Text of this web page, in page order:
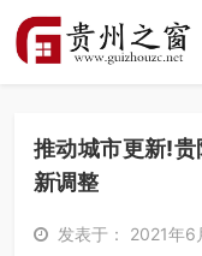
推动城市更新!
新调整
发表于： 2021年6